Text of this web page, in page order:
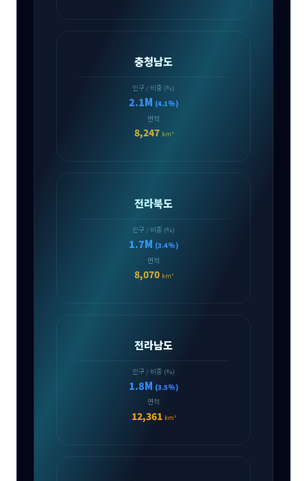
충청남도
인구 / 비중 (%)
2.1M (4.1%)
면적
8,247 km²
전라북도
인구 / 비중 (%)
1.7M (3.4%)
면적
8,070 km²
전라남도
인구 / 비중 (%)
1.8M (3.5%)
면적
12,361 km²